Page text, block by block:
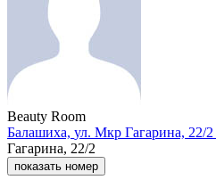
Beauty Room
Балашиха, ул. Мкр Гагарина, 22/2
Гагарина, 22/2
показать номер